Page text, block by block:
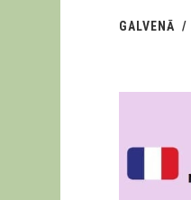
GALVENĀ